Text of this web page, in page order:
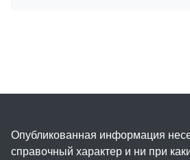
Опубликованная информация
справочный характер и ни при